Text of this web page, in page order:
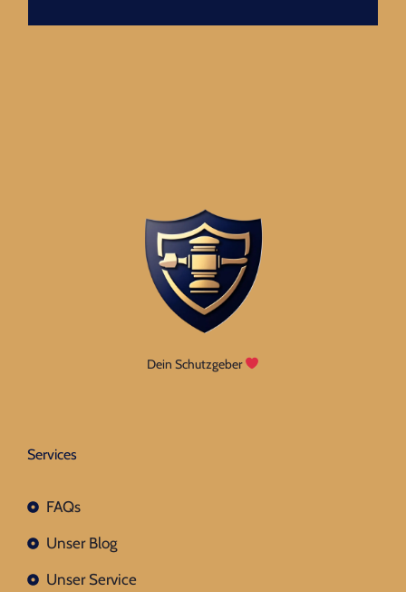
Dein Schutzgeber
Services
FAQs
Unser Blog
Unser Service